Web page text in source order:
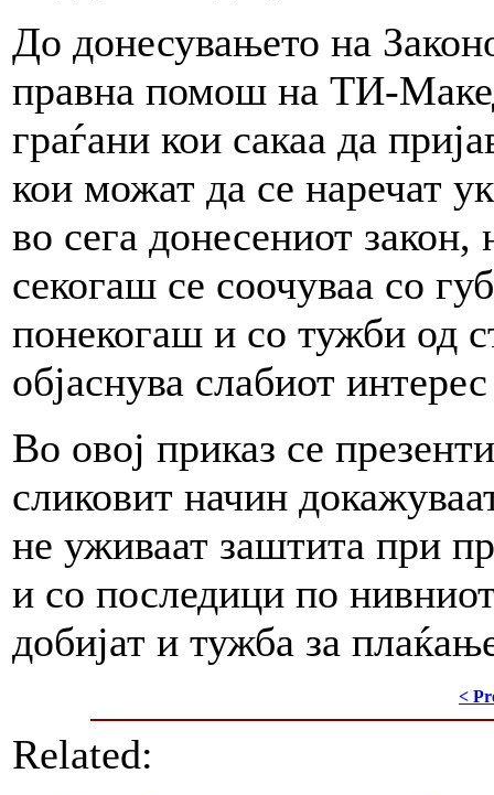
До донесувањето на
правна помош на ТИ-
граѓани кои сакаа да
кои можат да се наречат
во сега донесениот
секогаш се соочуваа со
понекогаш и со тужби од
објаснува слабиот
Во овој приказ се
сликовит начин
не уживаат заштита при
и со последици по
добијат и тужба за
<
Related: